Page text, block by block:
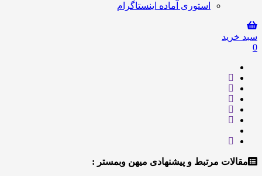
استوری آماده اینستاگرام
مرتبط و پیشنهادی میهن وبمستر :